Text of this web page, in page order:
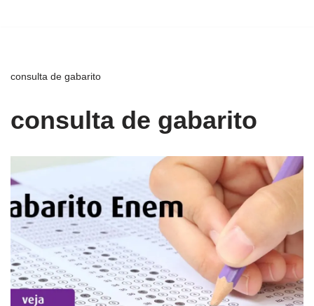
consulta de gabarito
consulta de gabarito